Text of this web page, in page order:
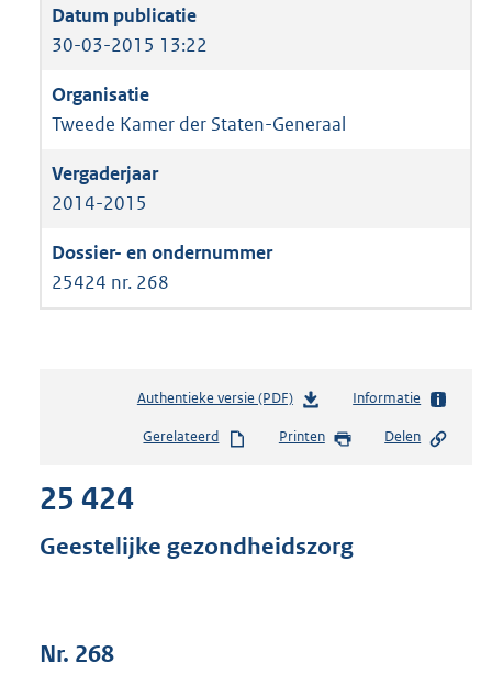
30-03-2015 13:22
Tweede Kamer der Staten-Generaal
2014-2015
25424 nr. 268
Authentieke versie (PDF)b
s
d
s
Informatie
Gerelateerd Printen Delen
25 424
Geestelijke gezondheidszorg
Nr. 268